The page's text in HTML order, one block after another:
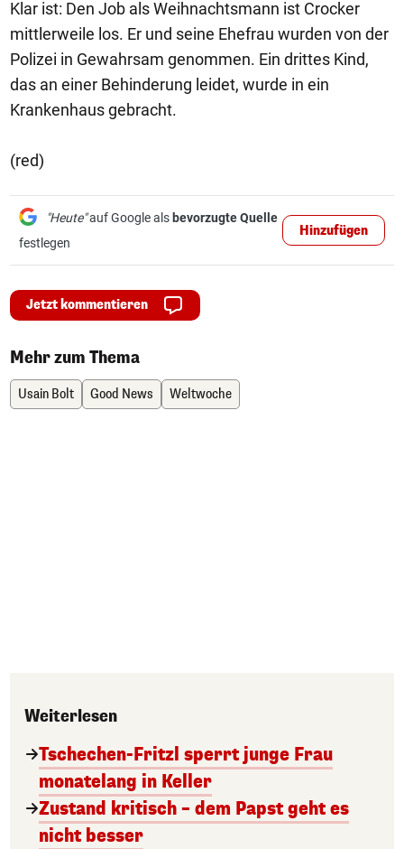
Klar ist: Den Job als Weihnachtsmann ist Crocker
mittlerweile los. Er und seine Ehefrau wurden von der
Polizei in Gewahrsam genommen. Ein drittes Kind,
das an einer Behinderung leidet, wurde in ein
Krankenhaus gebracht.
(red)
"Heute"auf Google als bevorzugte Quelle
festlegen
Hinzufügen
Jetzt kommentieren
Mehr zum Thema
Usain Bolt Good News Weltwoche
Weiterlesen
Tschechen-Fritzl sperrt junge Frau
monatelang in Keller
Zustand kritisch – dem Papst geht es
nicht besser